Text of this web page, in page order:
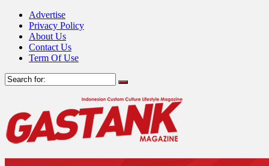
Advertise
Privacy Policy
About Us
Contact Us
Term Of Use